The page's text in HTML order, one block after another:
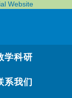
Website
学科研
系我们